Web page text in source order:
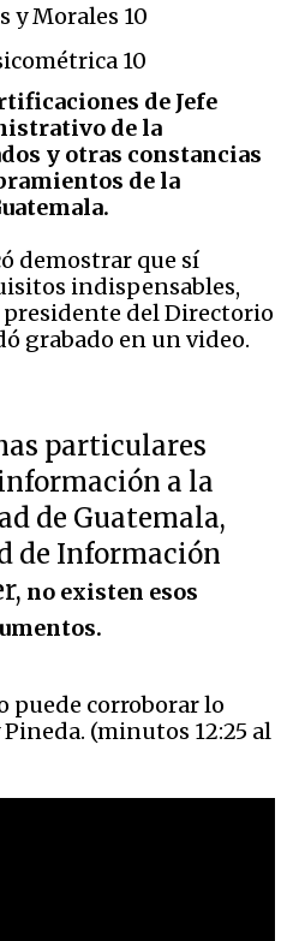
y Morales 10
10
de Jefe
de la
y otras constancias
de la
demostrar que sí
indispensables,
presidente del Directorio
grabado en un video.
particulares
a la
de Guatemala,
de Información
no existen esos
puede corroborar lo
(minutos 12:25 al